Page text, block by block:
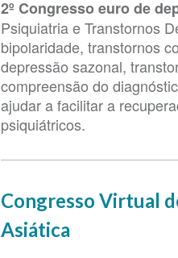
evento
2º Congresso euro de
Psiquiatria e Transtornos
bipolaridade, transtornos
depressão sazonal,
compreensão do
ajudar a facilitar a
psiquiátricos.
Congresso Virtual
Asiática